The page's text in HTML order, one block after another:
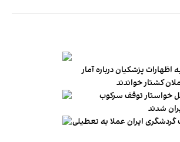
پزشکیان درباره آمار
کشتار خواندند
خواستار توقف سرکوب
شدند
ایران عملا به تعطیلی